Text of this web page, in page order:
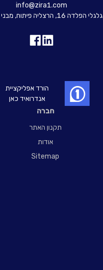
חברה
תקנון האתר
אודות
Sitemap
info@zira1.com
גלגלי הפלדה 16, הרצליה פיתוח, מבני תל-עד
הורד אפליקציית
אנדרואיד כאן